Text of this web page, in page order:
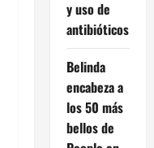
y uso de
antibióticos
Belinda
encabeza a
los 50 más
bellos de